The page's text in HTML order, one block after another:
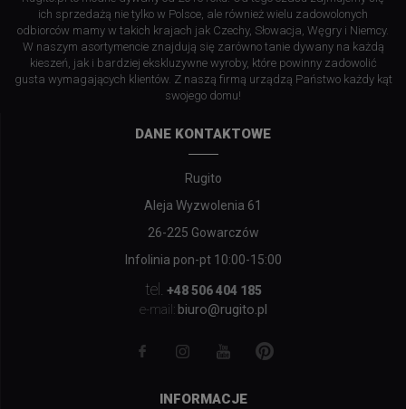
ich sprzedażą nie tylko w Polsce, ale również wielu zadowolonych
odbiorców mamy w takich krajach jak Czechy, Słowacja, Węgry i Niemcy.
W naszym asortymencie znajdują się zarówno tanie dywany na każdą
kieszeń, jak i bardziej ekskluzywne wyroby, które powinny zadowolić
gusta wymagających klientów. Z naszą firmą urządzą Państwo każdy kąt
swojego domu!
DANE KONTAKTOWE
Rugito
Aleja Wyzwolenia 61
26-225 Gowarczów
Infolinia pon-pt 10:00-15:00
tel.
+48 506 404 185
e-mail: biuro@rugito.pl
INFORMACJE